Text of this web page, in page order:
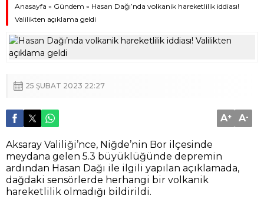
Anasayfa » Gündem » Hasan Dağı’nda volkanik hareketlilik iddiası!
Valilikten açıklama geldi
25 ŞUBAT 2023 22:27
A+ A-
Aksaray Valiliği’nce, Niğde’nin Bor ilçesinde
meydana gelen 5.3 büyüklüğünde depremin
ardından Hasan Dağı ile ilgili yapılan açıklamada,
dağdaki sensörlerde herhangi bir volkanik
hareketlilik olmadığı bildirildi.